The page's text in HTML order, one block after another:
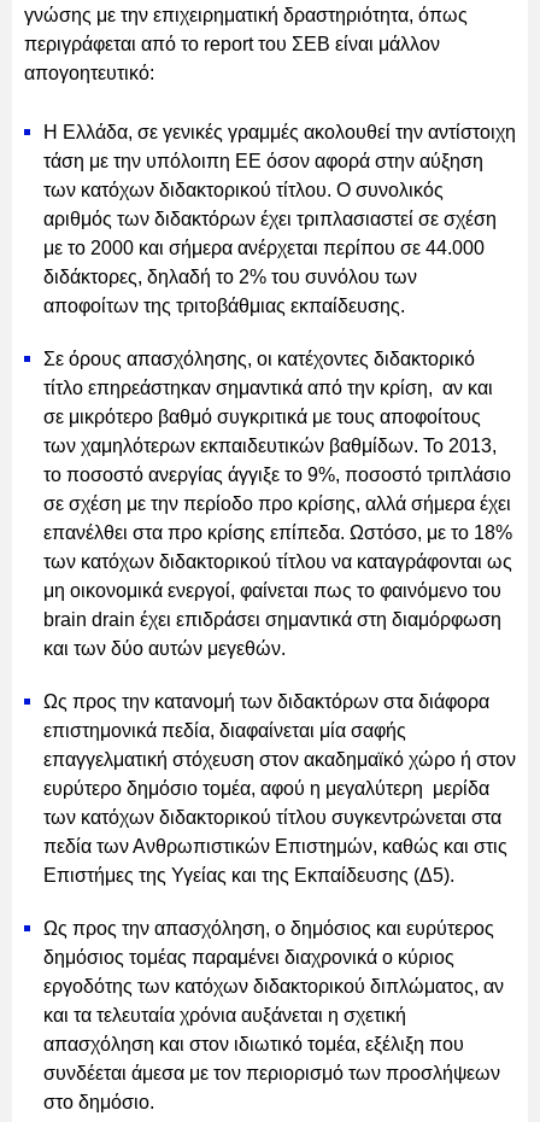
γνώσης με την επιχειρηματική δραστηριότητα, όπως
περιγράφεται από το report του ΣΕΒ είναι μάλλον
απογοητευτικό:
Η Ελλάδα, σε γενικές γραμμές ακολουθεί την αντίστοιχη
τάση με την υπόλοιπη ΕΕ όσον αφορά στην αύξηση
των κατόχων διδακτορικού τίτλου. Ο συνολικός
αριθμός των διδακτόρων έχει τριπλασιαστεί σε σχέση
με το 2000 και σήμερα ανέρχεται περίπου σε 44.000
διδάκτορες, δηλαδή το 2% του συνόλου των
αποφοίτων της τριτοβάθμιας εκπαίδευσης.
Σε όρους απασχόλησης, οι κατέχοντες διδακτορικό
τίτλο επηρεάστηκαν σημαντικά από την κρίση, αν και
σε μικρότερο βαθμό συγκριτικά με τους αποφοίτους
των χαμηλότερων εκπαιδευτικών βαθμίδων. Το 2013,
το ποσοστό ανεργίας άγγιξε το 9%, ποσοστό τριπλάσιο
σε σχέση με την περίοδο προ κρίσης, αλλά σήμερα έχει
επανέλθει στα προ κρίσης επίπεδα. Ωστόσο, με το 18%
των κατόχων διδακτορικού τίτλου να καταγράφονται ως
μη οικονομικά ενεργοί, φαίνεται πως το φαινόμενο του
brain drain έχει επιδράσει σημαντικά στη διαμόρφωση
και των δύο αυτών μεγεθών.
Ως προς την κατανομή των διδακτόρων στα διάφορα
επιστημονικά πεδία, διαφαίνεται μία σαφής
επαγγελματική στόχευση στον ακαδημαϊκό χώρο ή στον
ευρύτερο δημόσιο τομέα, αφού η μεγαλύτερη μερίδα
των κατόχων διδακτορικού τίτλου συγκεντρώνεται στα
πεδία των Ανθρωπιστικών Επιστημών, καθώς και στις
Επιστήμες της Υγείας και της Εκπαίδευσης (Δ5).
Ως προς την απασχόληση, ο δημόσιος και ευρύτερος
δημόσιος τομέας παραμένει διαχρονικά ο κύριος
εργοδότης των κατόχων διδακτορικού διπλώματος, αν
και τα τελευταία χρόνια αυξάνεται η σχετική
απασχόληση και στον ιδιωτικό τομέα, εξέλιξη που
συνδέεται άμεσα με τον περιορισμό των προσλήψεων
στο δημόσιο.